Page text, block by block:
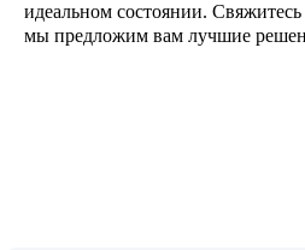
идеальном состоянии.
мы предложим вам лучшие